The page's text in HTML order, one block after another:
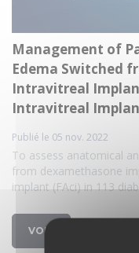
Management of
Edema Switched
Intravitreal
Intravitreal
Publié le 05 nov. 2022
To assess anatomical
from dexamethasone
implant (FAci) in 113
VOIR